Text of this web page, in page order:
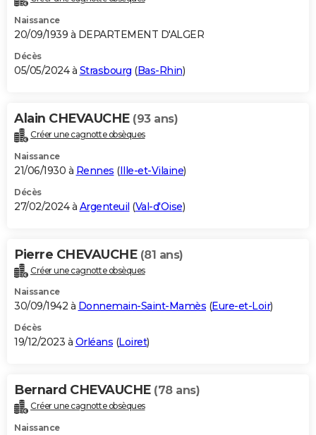
Naissance
20/09/1939 à DEPARTEMENT D'ALGER
Décès
05/05/2024 à Strasbourg (Bas-Rhin)
Alain CHEVAUCHE (93 ans)
Créer une cagnotte obsèques
Naissance
21/06/1930 à Rennes (Ille-et-Vilaine)
Décès
27/02/2024 à Argenteuil (Val-d'Oise)
Pierre CHEVAUCHE (81 ans)
Créer une cagnotte obsèques
Naissance
30/09/1942 à Donnemain-Saint-Mamès (Eure-et-Loir)
Décès
19/12/2023 à Orléans (Loiret)
Bernard CHEVAUCHE (78 ans)
Créer une cagnotte obsèques
Naissance